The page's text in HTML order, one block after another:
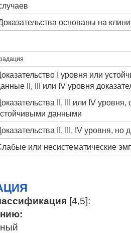
основаны на
I уровня или
II, III или IV уровня
II, III или IV
данными
II, III, IV уровня,
или несистематические
[4,5]: